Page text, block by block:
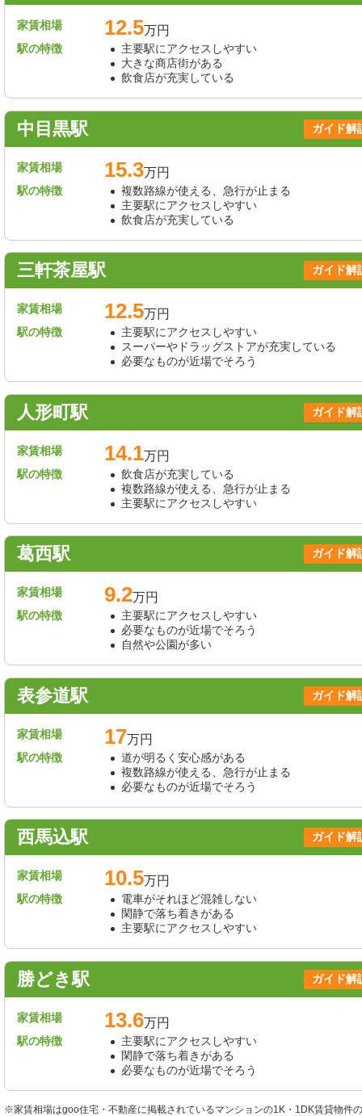
家賃相場 12.5万円
駅の特徴
主要駅にアクセスしやすい
大きな商店街がある
飲食店が充実している
ガイド解
中目黒駅
家賃相場 15.3万円
駅の特徴
複数路線が使える、急行が止まる
主要駅にアクセスしやすい
飲食店が充実している
ガイド解
三軒茶屋駅
家賃相場 12.5万円
駅の特徴
主要駅にアクセスしやすい
スーパーやドラッグストアが充実している
必要なものが近場でそろう
ガイド解
人形町駅
家賃相場 14.1万円
駅の特徴
飲食店が充実している
複数路線が使える、急行が止まる
主要駅にアクセスしやすい
ガイド解
葛西駅
家賃相場 9.2万円
駅の特徴
主要駅にアクセスしやすい
必要なものが近場でそろう
自然や公園が多い
ガイド解
表参道駅
家賃相場 17万円
駅の特徴
道が明るく安心感がある
複数路線が使える、急行が止まる
必要なものが近場でそろう
ガイド解
西馬込駅
家賃相場 10.5万円
駅の特徴
電車がそれほど混雑しない
閑静で落ち着きがある
主要駅にアクセスしやすい
ガイド解
勝どき駅
家賃相場 13.6万円
駅の特徴
主要駅にアクセスしやすい
閑静で落ち着きがある
必要なものが近場でそろう
※家賃相場はgoo住宅・不動産に掲載されているマンションの1K・1DK賃貸物件